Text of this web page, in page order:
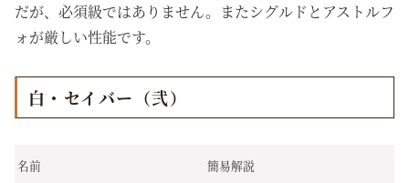
だが、必須級ではありません。またシグルドとアストルフ
ォが厳しい性能です。
白・セイバー（弐）
名前 簡易解説